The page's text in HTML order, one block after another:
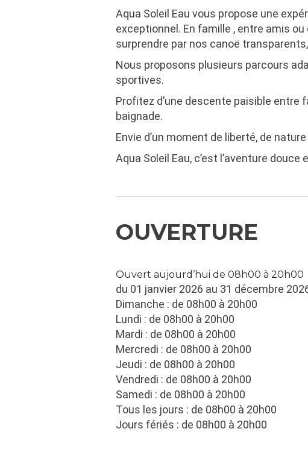
Aqua Soleil Eau vous propose une
exceptionnel. En famille , entre amis
surprendre par nos canoë
Nous proposons plusieurs parcours
sportives.
Profitez d’une descente paisible
baignade.
Envie d’un moment de liberté, de
Aqua Soleil Eau, c’est l’aventure
OUVERTURE
Ouvert aujourd’hui de 08h00 à 20h00
du 01 janvier 2026 au 31 décembre
Dimanche : de 08h00 à 20h00
Lundi : de 08h00 à 20h00
Mardi : de 08h00 à 20h00
Mercredi : de 08h00 à 20h00
Jeudi : de 08h00 à 20h00
Vendredi : de 08h00 à 20h00
Samedi : de 08h00 à 20h00
Tous les jours : de 08h00 à 20h00
Jours fériés : de 08h00 à 20h00